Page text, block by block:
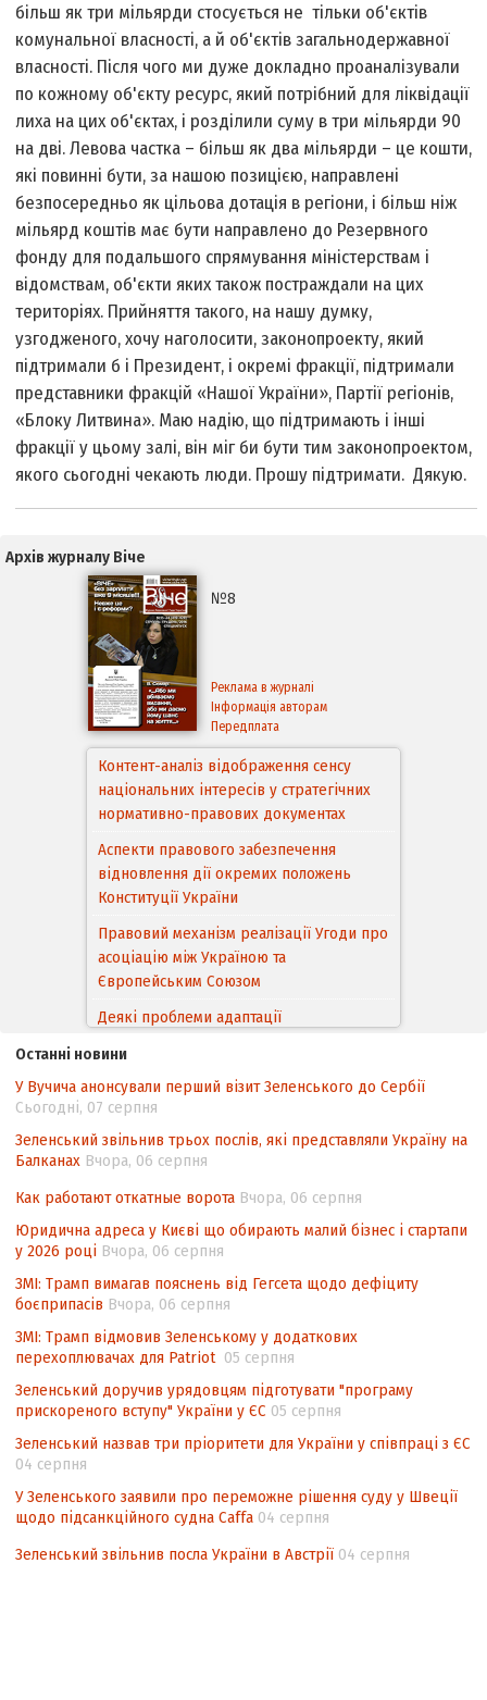
більш як три мільярди стосується не тільки об'єктів
комунальної власності, а й об'єктів загальнодержавної
власності. Після чого ми дуже докладно проаналізували
по кожному об'єкту ресурс, який потрібний для ліквідації
лиха на цих об'єктах, і розділили суму в три мільярди 90
на дві. Левова частка – більш як два мільярди – це кошти,
які повинні бути, за нашою позицією, направлені
безпосередньо як цільова дотація в регіони, і більш ніж
мільярд коштів має бути направлено до Резервного
фонду для подальшого спрямування міністерствам і
відомствам, об'єкти яких також постраждали на цих
територіях. Прийняття такого, на нашу думку,
узгодженого, хочу наголосити, законопроекту, який
підтримали б і Президент, і окремі фракції, підтримали
представники фракцій «Нашої України», Партії регіонів,
«Блоку Литвина». Маю надію, що підтримають і інші
фракції у цьому залі, він міг би бути тим законопроектом,
якого сьогодні чекають люди. Прошу підтримати. Дякую.
Архів журналу Віче
№8
Реклама в журналі
Інформація авторам
Передплата
Контент-аналіз відображення сенсу
національних інтересів у стратегічних
нормативно-правових документах
Аспекти правового забезпечення
відновлення дії окремих положень
Конституції України
Правовий механізм реалізації Угоди про
асоціацію між Україною та
Європейським Cоюзом
Деякі проблеми адаптації
походження товарів відповідно до
Угоди про торговельні аспекти прав
інтелектуальної власності (TRIPS) у
контексті євроінтеграції
Аналіз виборчого законодавства щодо
невизначеності механізму повторного
підрахунку голосів виборців
Інформаційна безпека суспільства
Останні новини
У Вучича анонсували перший візит Зеленського до Сербії
Сьогодні, 07 серпня
Зеленський звільнив трьох послів, які представляли Україну на
Балканах Вчора, 06 серпня
Как работают откатные ворота Вчора, 06 серпня
Юридична адреса у Києві що обирають малий бізнес і стартапи
у 2026 році Вчора, 06 серпня
ЗМІ: Трамп вимагав пояснень від Гегсета щодо дефіциту
боєприпасів Вчора, 06 серпня
ЗМІ: Трамп відмовив Зеленському у додаткових
перехоплювачах для Patriot 05 серпня
Зеленський доручив урядовцям підготувати "програму
прискореного вступу" України у ЄС 05 серпня
Зеленський назвав три пріоритети для України у співпраці з ЄС
04 серпня
У Зеленського заявили про переможне рішення суду у Швеції
щодо підсанкційного судна Caffa 04 серпня
Зеленський звільнив посла України в Австрії 04 серпня